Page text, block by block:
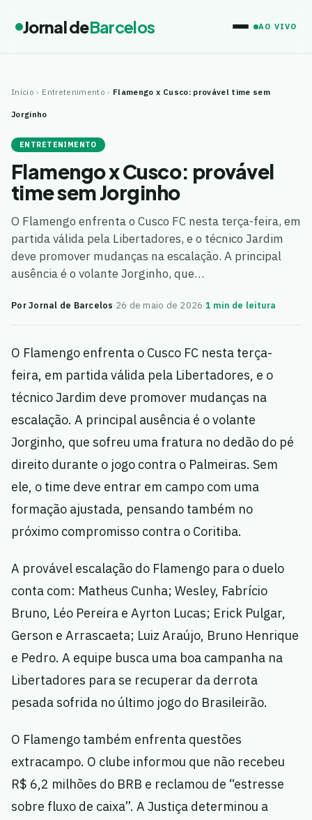
Jornal deBarcelos AO VIVO
Início › Entretenimento › Flamengo x Cusco: provável time sem
Jorginho
ENTRETENIMENTO
Flamengo x Cusco: provável
time sem Jorginho
O Flamengo enfrenta o Cusco FC nesta terça-feira, em
partida válida pela Libertadores, e o técnico Jardim
deve promover mudanças na escalação. A principal
ausência é o volante Jorginho, que…
Por Jornal de Barcelos·26 de maio de 2026·1 min de leitura
O Flamengo enfrenta o Cusco FC nesta terça-
feira, em partida válida pela Libertadores, e o
técnico Jardim deve promover mudanças na
escalação. A principal ausência é o volante
Jorginho, que sofreu uma fratura no dedão do pé
direito durante o jogo contra o Palmeiras. Sem
ele, o time deve entrar em campo com uma
formação ajustada, pensando também no
próximo compromisso contra o Coritiba.
A provável escalação do Flamengo para o duelo
conta com: Matheus Cunha; Wesley, Fabrício
Bruno, Léo Pereira e Ayrton Lucas; Erick Pulgar,
Gerson e Arrascaeta; Luiz Araújo, Bruno Henrique
e Pedro. A equipe busca uma boa campanha na
Libertadores para se recuperar da derrota
pesada sofrida no último jogo do Brasileirão.
O Flamengo também enfrenta questões
extracampo. O clube informou que não recebeu
R$ 6,2 milhões do BRB e reclamou de “estresse
sobre fluxo de caixa”. A Justiça determinou a